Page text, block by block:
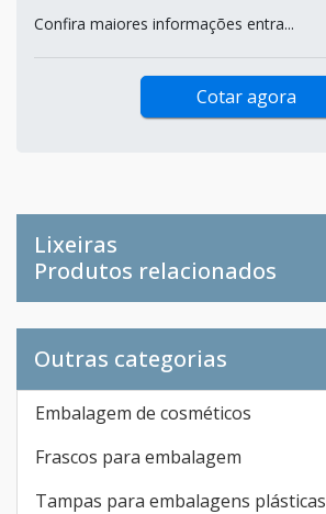
Confira maiores informações entra...
Cotar agora
Lixeiras
Produtos relacionados
Outras categorias
Embalagem de cosméticos
Frascos para embalagem
Tampas para embalagens plásticas